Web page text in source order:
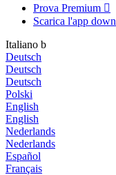
Prova Premium 
Scarica l'app
Italiano b
Deutsch
Deutsch
Deutsch
Polski
English
English
Nederlands
Nederlands
Español
Français